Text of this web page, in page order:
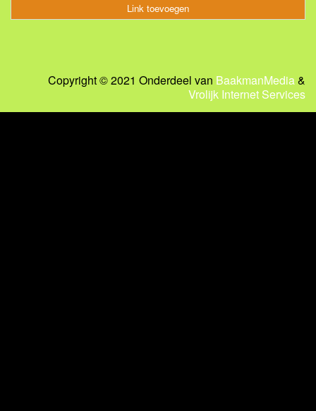
Link toevoegen
Copyright © 2021 Onderdeel van BaakmanMedia&
Vrolijk Internet Services